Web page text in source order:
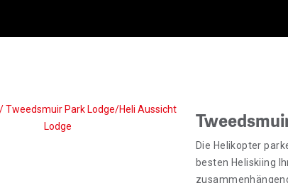
Die Helikopter
besten Heliskiing